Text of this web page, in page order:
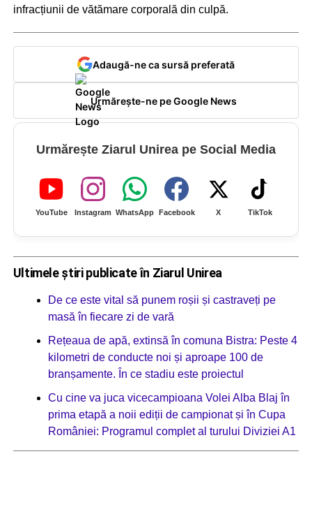
infracțiunii de vătămare corporală din culpă.
Adaugă-ne ca sursă preferată
Urmărește-ne pe Google News
Urmărește Ziarul Unirea pe Social Media
YouTube Instagram WhatsApp Facebook X TikTok
Ultimele știri publicate în Ziarul Unirea
De ce este vital să punem roșii și castraveți pe
masă în fiecare zi de vară
Rețeaua de apă, extinsă în comuna Bistra: Peste 4
kilometri de conducte noi și aproape 100 de
branșamente. În ce stadiu este proiectul
Cu cine va juca vicecampioana Volei Alba Blaj în
prima etapă a noii ediții de campionat și în Cupa
României: Programul complet al turului Diviziei A1